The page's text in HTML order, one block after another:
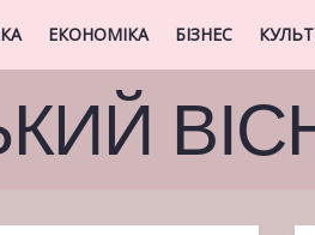
ЕКОНОМІКА БІЗНЕС